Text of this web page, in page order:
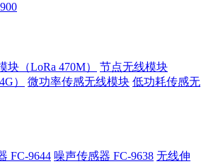
块（LoRa 470M）
节点无线模块
）
微功率传感无线模块 低功耗传感无
FC-9644 噪声传感器 FC-9638 无线伸